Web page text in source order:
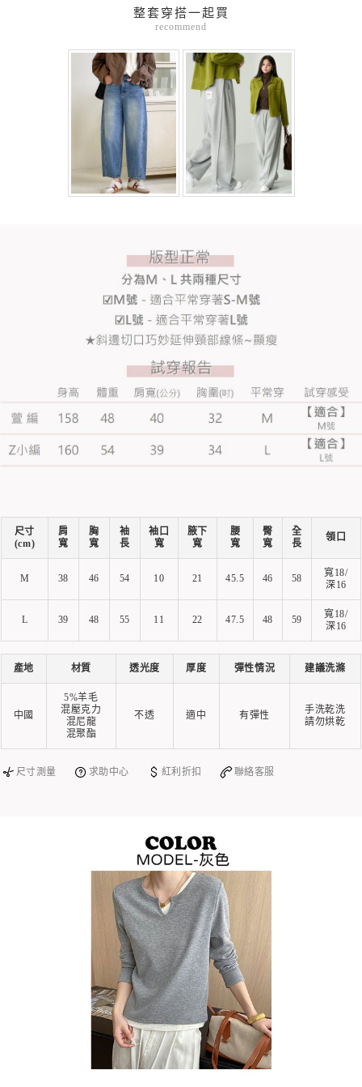
整套穿搭一起買
recommend
尺寸
(cm)
肩
寬
胸
寬
袖
長
袖口
寬
腋下
寬
腰
寬
臀
寬
全
長
領口
M 38 46 54 10 21 45.5 46 58
寬18/
深16
L 39 48 55 11 22 47.5 48 59
寬18/
深16
產地 材質 透光度 厚度 彈性情況 建議洗滌
中國
5%羊毛
混壓克力
混尼龍
混聚酯
不透 適中 有彈性
手洗乾洗
請勿烘乾
尺寸測量 求助中心 紅利折扣 聯絡客服